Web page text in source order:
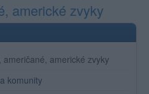
americké zvyky
američané, americké zvyky
komunity